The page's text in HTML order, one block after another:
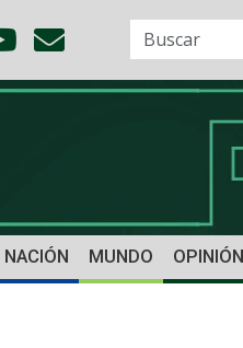
NACIÓN MUNDO OPINIÓN